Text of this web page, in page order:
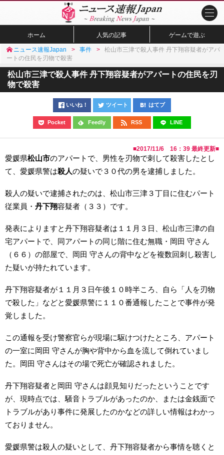
ホーム 人気の記事 ゲームで遊ぶ
ニュース速報Japan 事件
松山市三津で殺人事件 丹下翔容疑者がアパ
ートの住民を刃物で殺害
松山市三津で殺人事件 丹下翔容疑者がアパートの住民を刃
物で殺害
いいね！ ツイート はてブ
Pocket Feedly RSS LINE
■2017/11/6 16：39 最終更新■
愛媛県松山市のアパートで、男性を刃物で刺して殺害したとし
て、愛媛県警は殺人の疑いで３０代の男を逮捕しました。
殺人の疑いで逮捕されたのは、松山市三津３丁目に住むパート
従業員・ 丹下翔容疑者（３３）です。
発表によりますと丹下翔容疑者は１１月３日、松山市三津の自
宅アパートで、同アパートの同じ階に住む無職・岡田 守さん
（６６）の部屋で、岡田 守さんの背中などを複数回刺し殺害し
た疑いが持たれています。
丹下翔容疑者が１１月３日午後１０時半ころ、自ら「人を刃物
で殺した」などと愛媛県警に１１０番通報したことで事件が発
覚しました。
この通報を受け警察官らが現場に駆けつけたところ、アパート
の一室に岡田 守さんが胸や背中から血を流して倒れていまし
た。岡田 守さんはその場で死亡が確認されました。
丹下翔容疑者と岡田 守さんは顔見知りだったということです
が、現時点では、騒音トラブルがあったのか、または金銭面で
トラブルがあり事件に発展したのかなどの詳しい情報はわかっ
ておりません。
愛媛県警は殺人の疑いとして、丹下翔容疑者から事情を聴くと